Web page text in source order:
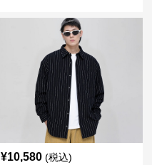
¥10,580 (税込)